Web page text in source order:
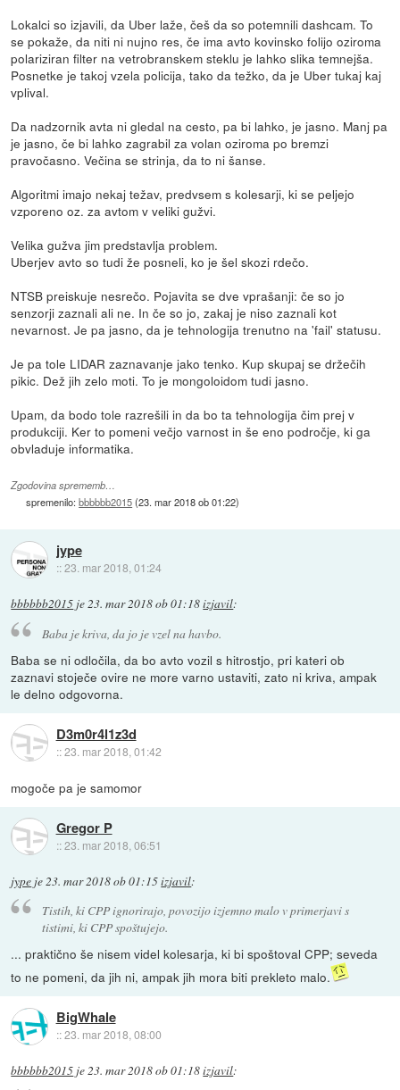
Lokalci so izjavili, da Uber laže, češ da so potemnili dashcam. To
se pokaže, da niti ni nujno res, če ima avto kovinsko folijo oziroma
polariziran filter na vetrobranskem steklu je lahko slika temnejša.
Posnetke je takoj vzela policija, tako da težko, da je Uber tukaj kaj
vplival.
Da nadzornik avta ni gledal na cesto, pa bi lahko, je jasno. Manj pa
je jasno, če bi lahko zagrabil za volan oziroma po bremzi
pravočasno. Večina se strinja, da to ni šanse.
Algoritmi imajo nekaj težav, predvsem s kolesarji, ki se peljejo
vzporeno oz. za avtom v veliki gužvi.
Velika gužva jim predstavlja problem.
Uberjev avto so tudi že posneli, ko je šel skozi rdečo.
NTSB preiskuje nesrečo. Pojavita se dve vprašanji: če so jo
senzorji zaznali ali ne. In če so jo, zakaj je niso zaznali kot
nevarnost. Je pa jasno, da je tehnologija trenutno na 'fail' statusu.
Je pa tole LIDAR zaznavanje jako tenko. Kup skupaj se držečih
pikic. Dež jih zelo moti. To je mongoloidom tudi jasno.
Upam, da bodo tole razrešili in da bo ta tehnologija čim prej v
produkciji. Ker to pomeni večjo varnost in še eno področje, ki ga
obvladuje informatika.
Zgodovina sprememb…
spremenilo:bbbbbb2015(23. mar 2018 ob 01:22)
jype
::23. mar 2018, 01:24
bbbbbb2015 je23. mar 2018 ob 01:18izjavil:
Baba je kriva, da jo je vzel na havbo.
Baba se ni odločila, da bo avto vozil s hitrostjo, pri kateri ob
zaznavi stoječe ovire ne more varno ustaviti, zato ni kriva, ampak
le delno odgovorna.
D3m0r4l1z3d
::23. mar 2018, 01:42
mogoče pa je samomor
Gregor P
::23. mar 2018, 06:51
jype je 23. mar 2018 ob 01:15izjavil:
Tistih, ki CPP ignorirajo, povozijo izjemno malo v primerjavi s
tistimi, ki CPP spoštujejo.
... praktično še nisem videl kolesarja, ki bi spoštoval CPP; seveda
to ne pomeni, da jih ni, ampak jih mora biti prekleto malo.
BigWhale
::23. mar 2018, 08:00
bbbbbb2015 je23. mar 2018 ob 01:18izjavil: